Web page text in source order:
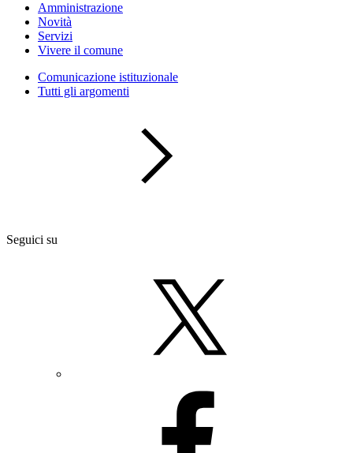
Amministrazione
Novità
Servizi
Vivere il comune
Comunicazione istituzionale
Tutti gli argomenti
Seguici su